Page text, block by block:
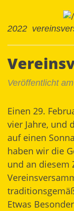
2022
Veröffentlicht
Einen 29.
vier Jahre, und
auf einen
haben wir die
und an diesem
Etwas